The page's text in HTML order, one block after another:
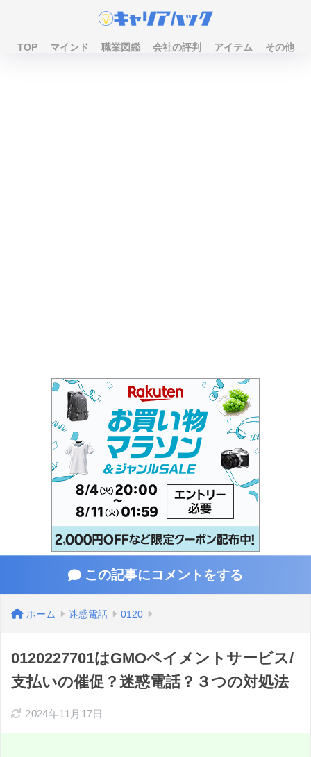
TOP マインド 職業図鑑 会社の評判 アイテム その他
この記事にコメントをする
ホーム 迷惑電話 0120
0120227701はGMOペイメントサービス/
支払いの催促？迷惑電話？３つの対処法
2024年11月17日